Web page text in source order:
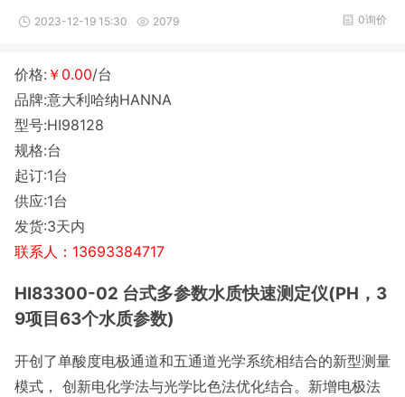
2023-12-19 15:30 2079 0询价
价格: ￥0.00/台
品牌:意大利哈纳HANNA
型号:HI98128
规格:台
起订:1台
供应:1台
发货:3天内
联系人：13693384717
HI83300-02 台式多参数水质快速测定仪(PH，3
9项目63个水质参数)
开创了单酸度电极通道和五通道光学系统相结合的新型测量
模式， 创新电化学法与光学比色法优化结合。新增电极法